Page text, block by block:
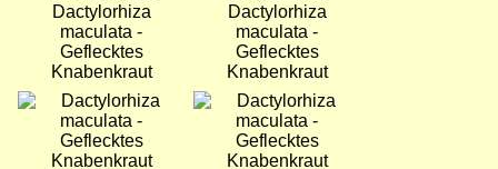
Dactylorhiza
maculata -
Geflecktes
Knabenkraut
Dactylorhiza
maculata -
Geflecktes
Knabenkraut
Bild
Bild